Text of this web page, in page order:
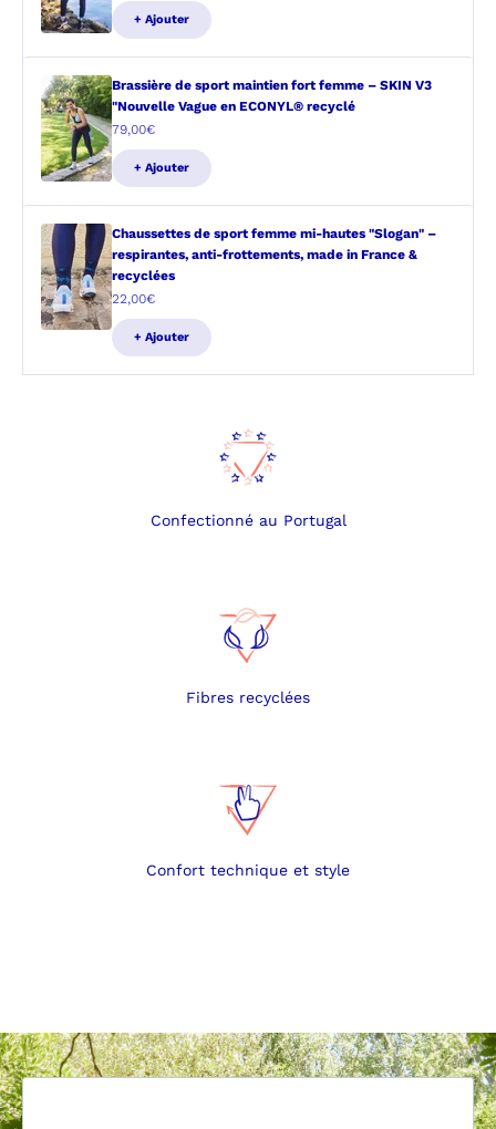
+ Ajouter
Brassière de sport maintien fort femme – SKIN V3
"Nouvelle Vague en ECONYL® recyclé
Prix de vente
79,00€
+ Ajouter
Chaussettes de sport femme mi-hautes "Slogan" –
respirantes, anti-frottements, made in France &
recyclées
Prix de vente
22,00€
+ Ajouter
Confectionné au Portugal
Fibres recyclées
Confort technique et style